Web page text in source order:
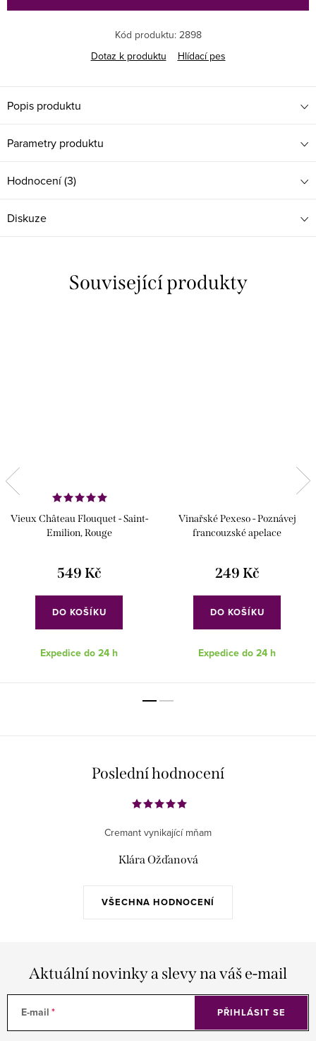
Kód produktu: 2898
Dotaz k produktu
Hlídací pes
Popis produktu
Parametry produktu
Hodnocení (3)
Diskuze
Související produkty
Vieux Château Flouquet - Saint-
Emilion, Rouge
549 Kč
DO KOŠÍKU
Expedice do 24 h
Vinařské Pexeso - Poznávej
francouzské apelace
249 Kč
DO KOŠÍKU
Expedice do 24 h
Poslední hodnocení
VŠECHNA HODNOCENÍ
Cremant vynikající mňam
Klára Ožďanová
Aktuální novinky a slevy na váš e-mail
E-mail PŘIHLÁSIT SE